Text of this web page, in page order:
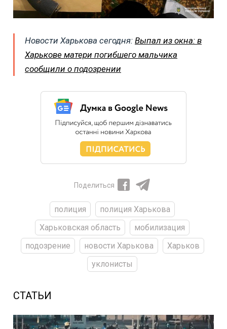
Новости Харькова сегодня: Выпал из окна: в
Харькове матери погибшего мальчика
сообщили о подозрении
Поделиться
полиция
полиция Харькова
Харьковская область
мобилизация
подозрение
новости Харькова
Харьков
уклонисты
СТАТЬИ